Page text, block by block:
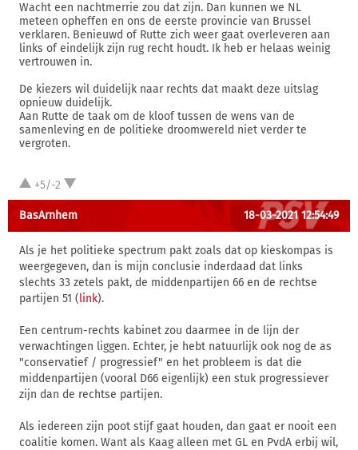
Wacht een nachtmerrie zou dat zijn. Dan kunnen we NL
meteen opheffen en ons de eerste provincie van Brussel
verklaren. Benieuwd of Rutte zich weer gaat overleveren aan
links of eindelijk zijn rug recht houdt. Ik heb er helaas weinig
vertrouwen in.
De kiezers wil duidelijk naar rechts dat maakt deze uitslag
opnieuw duidelijk.
Aan Rutte de taak om de kloof tussen de wens van de
samenleving en de politieke droomwereld niet verder te
vergroten.
+5/-2
BasArnhem 18-03-2021 12:54:49
Als je het politieke spectrum pakt zoals dat op kieskompas is
weergegeven, dan is mijn conclusie inderdaad dat links
slechts 33 zetels pakt, de middenpartijen 66 en de rechtse
partijen 51 (link).
Een centrum-rechts kabinet zou daarmee in de lijn der
verwachtingen liggen. Echter, je hebt natuurlijk ook nog de as
"conservatief / progressief" en het probleem is dat die
middenpartijen (vooral D66 eigenlijk) een stuk progressiever
zijn dan de rechtse partijen.
Als iedereen zijn poot stijf gaat houden, dan gaat er nooit een
coalitie komen. Want als Kaag alleen met GL en PvdA erbij wil,